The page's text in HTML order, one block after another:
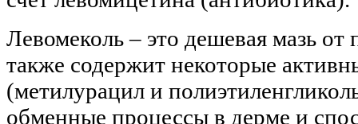
Левомеколь – это дешевая мазь от
также содержит некоторые
(метилурацил и
обменные процессы в дерме и